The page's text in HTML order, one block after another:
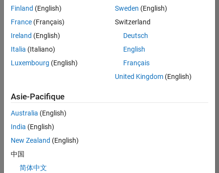
pouvez
élargir
votre
recherche
ou
afficher
l’ensemble
d'emploi.
malgré
tout
vous
trouvez
pas
Finland (English)
France (Français)
Ireland (English)
Italia (Italiano)
Luxembourg (English)
Sweden (English)
Switzerland
Deutsch
English
Français
United Kingdom(English)
Asie-Pacifique
Australia (English)
India (English)
New Zealand (English)
中国
简体中文